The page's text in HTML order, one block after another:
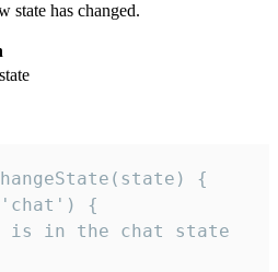
state has changed.
{
{
is in the chat state